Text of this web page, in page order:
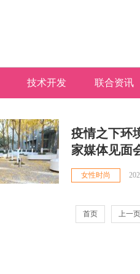
技术开发 联合资讯
疫情之下环
家媒体见面
女性时尚
首页 上一页